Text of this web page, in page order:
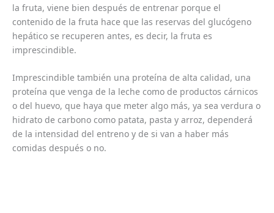
la fruta, viene bien después de entrenar porque el
contenido de la fruta hace que las reservas del glucógeno
hepático se recuperen antes, es decir, la fruta es
imprescindible.
Imprescindible también una proteína de alta calidad, una
proteína que venga de la leche como de productos cárnicos
o del huevo, que haya que meter algo más, ya sea verdura o
hidrato de carbono como patata, pasta y arroz, dependerá
de la intensidad del entreno y de si van a haber más
comidas después o no.